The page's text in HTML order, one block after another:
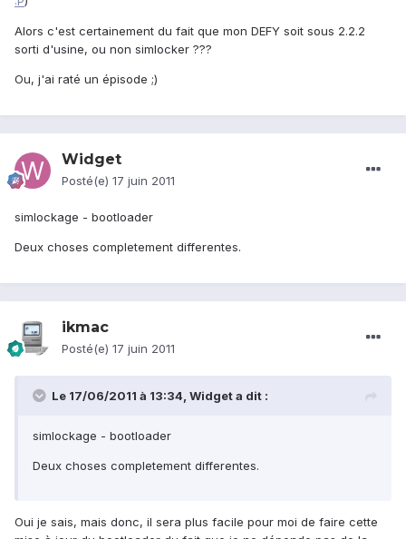
Alors c'est certainement du fait que mon DEFY soit sous 2.2.2
sorti d'usine, ou non simlocker ???
Ou, j'ai raté un épisode ;)
Widget
Posté(e) 17 juin 2011
simlockage - bootloader
Deux choses completement differentes.
ikmac
Posté(e) 17 juin 2011
Le 17/06/2011 à 13:34, Widget a dit :
simlockage - bootloader
Deux choses completement differentes.
Oui je sais, mais donc, il sera plus facile pour moi de faire cette